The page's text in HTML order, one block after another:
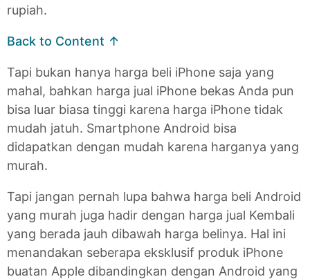
rupiah.
Back to Content ↑
Tapi bukan hanya harga beli iPhone saja yang
mahal, bahkan harga jual iPhone bekas Anda pun
bisa luar biasa tinggi karena harga iPhone tidak
mudah jatuh. Smartphone Android bisa
didapatkan dengan mudah karena harganya yang
murah.
Tapi jangan pernah lupa bahwa harga beli Android
yang murah juga hadir dengan harga jual Kembali
yang berada jauh dibawah harga belinya. Hal ini
menandakan seberapa eksklusif produk iPhone
buatan Apple dibandingkan dengan Android yang